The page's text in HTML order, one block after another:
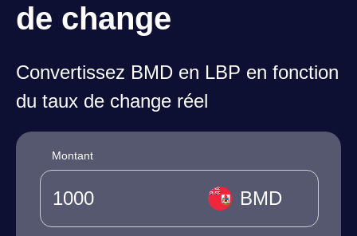
de change
Convertissez BMD en LBP en fonction
du taux de change réel
Montant
BMD